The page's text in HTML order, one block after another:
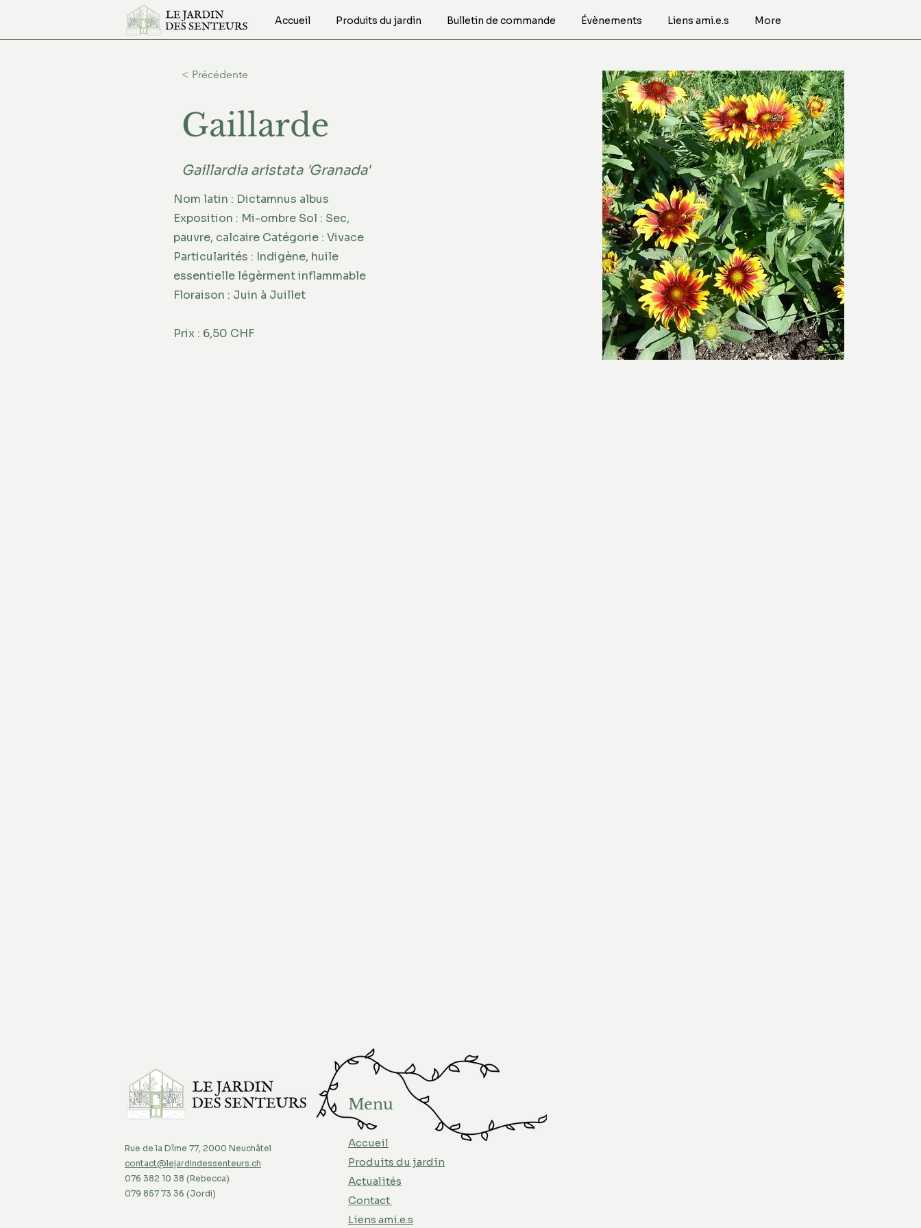
Accueil Produits du jardin Bulletin de commande Évènements Liens ami.e.s More
< Précédente
Gaillarde
Gaillardia aristata 'Granada'
Nom latin : Dictamnus albus
Exposition : Mi-ombre Sol : Sec,
pauvre, calcaire Catégorie : Vivace
Particularités : Indigène, huile
essentielle légèrment inflammable
Floraison : Juin à Juillet
Prix : 6,50 CHF
Rue de la Dîme 77, 2000 Neuchâtel
contact@lejardindessenteurs.ch
076 382 10 38 (Rebecca)
079 857 73 36 (Jordi)
Menu
Accueil
Produits du jardin
Actualités
Contact
Liens ami.e.s